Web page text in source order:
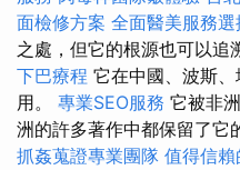
面檢修方案 全面醫美服務選
之處，但它的根源也可以追
下巴療程 它在中國、波斯
用。 專業SEO服務 它被非
洲的許多著作中都保留了它
抓姦蒐證專業團隊 值得信賴